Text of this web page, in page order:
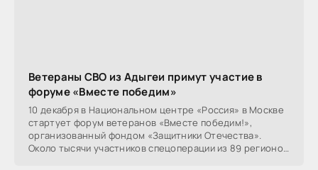
Ветераны СВО из Адыгеи примут участие в
форуме «Вместе победим»
10 декабря в Национальном центре «Россия» в Москве
стартует форум ветеранов «Вместе победим!»,
организованный фондом «Защитники Отечества».
Около тысячи участников спецоперации из 89 регионов